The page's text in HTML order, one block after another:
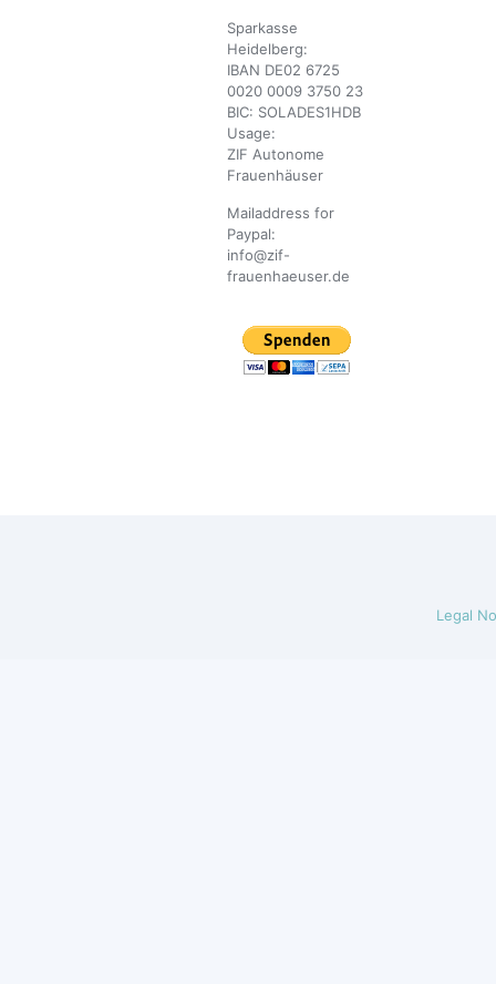
Sparkasse
Heidelberg:
IBAN DE02 6725
0020 0009 3750 23
BIC: SOLADES1HDB
Usage:
ZIF Autonome
Frauenhäuser
Mailaddress for
Paypal:
info@zif-
frauenhaeuser.de
Legal